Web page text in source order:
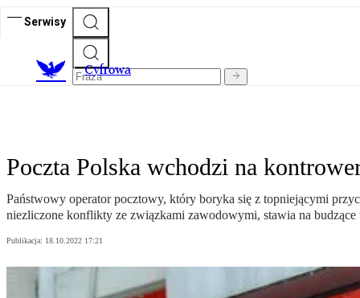
Serwisy
Cyfrowa
Poczta Polska wchodzi na
Państwowy operator pocztowy, który boryka się z topniejącymi
niezliczone konflikty ze związkami zawodowymi, stawia na
Publikacja: 18.10.2022 17:21